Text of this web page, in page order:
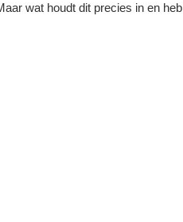
wat houdt dit precies in en heb